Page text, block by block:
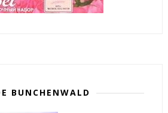
BUNCHENWALD